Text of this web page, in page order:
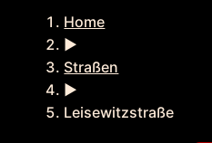
Home
►
Straßen
►
Leisewitzstraße